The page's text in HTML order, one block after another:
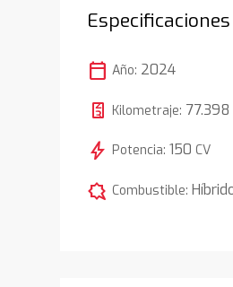
Especificaciones
calendar_today Año: 2024
Kilometraje: 77.398
bolt Potencia:150 CV
comic_bubble Combustible: